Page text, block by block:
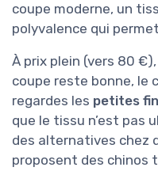
coupe moderne, un
polyvalence qui
À prix plein (vers 80
coupe reste bonne, le
regardes les petites
que le tissu n’est pas
des alternatives chez
proposent des chinos